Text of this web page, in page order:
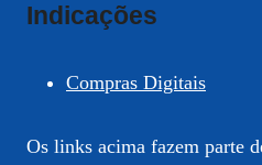
Indicações
Compras Digitais
Os links acima fazem parte